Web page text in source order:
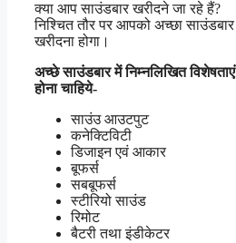
क्या आप साउंडबार खरीदने जा रहे हैं?
निश्चित तौर पर आपको अच्छा साउंडबार
खरीदना होगा।
अच्छे साउंडबार में निम्नलिखित विशेषताएं
होना चाहिये-
साउंउ आउटपुट
कनेक्टिविटी
डिजाइन एवं आकार
बूफर्स
सबबूफर्स
स्टीरियो साउंड
रिमोट
बैटरी तथा इंडीकेटर